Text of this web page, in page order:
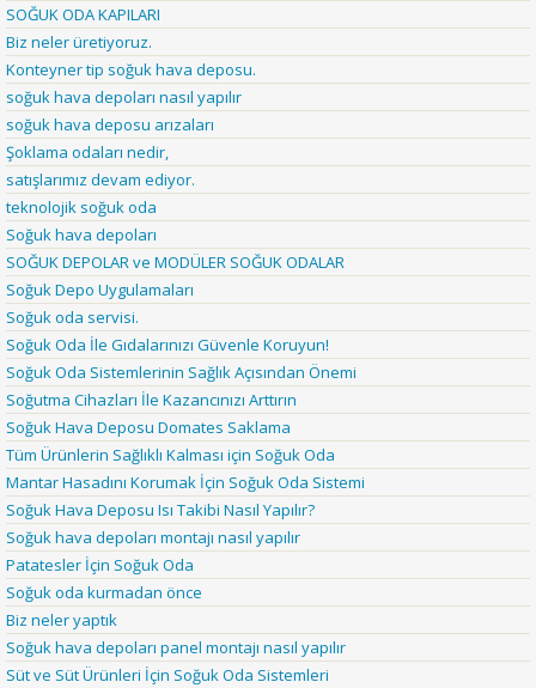
SOĞUK ODA KAPILARI
Biz neler üretiyoruz.
Konteyner tip soğuk hava deposu.
soğuk hava depoları nasıl yapılır
soğuk hava deposu arızaları
Şoklama odaları nedir,
satışlarımız devam ediyor.
teknolojik soğuk oda
Soğuk hava depoları
SOĞUK DEPOLAR ve MODÜLER SOĞUK ODALAR
Soğuk Depo Uygulamaları
Soğuk oda servisi.
Soğuk Oda İle Gıdalarınızı Güvenle Koruyun!
Soğuk Oda Sistemlerinin Sağlık Açısından Önemi
Soğutma Cihazları İle Kazancınızı Arttırın
Soğuk Hava Deposu Domates Saklama
Tüm Ürünlerin Sağlıklı Kalması için Soğuk Oda
Mantar Hasadını Korumak İçin Soğuk Oda Sistemi
Soğuk Hava Deposu Isı Takibi Nasıl Yapılır?
Soğuk hava depoları montajı nasıl yapılır
Patatesler İçin Soğuk Oda
Soğuk oda kurmadan önce
Biz neler yaptık
Soğuk hava depoları panel montajı nasıl yapılır
Süt ve Süt Ürünleri İçin Soğuk Oda Sistemleri